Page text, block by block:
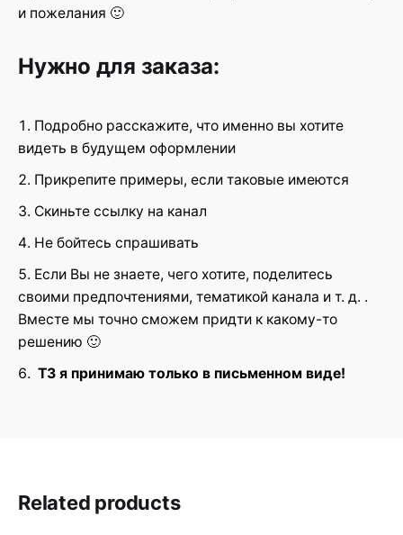
и пожелания 🙂
Нужно для заказа:
Подробно расскажите, что именно вы хотите
видеть в будущем оформлении
Прикрепите примеры, если таковые имеются
Скиньте ссылку на канал
Не бойтесь спрашивать
Если Вы не знаете, чего хотите, поделитесь
своими предпочтениями, тематикой канала и т. д. .
Вместе мы точно сможем придти к какому-то
решению 🙂
ТЗ я принимаю только в письменном виде!
Email
Related products